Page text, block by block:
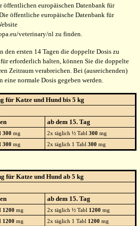
öffentlichen europäischen Datenbank für
öffentliche europäische Datenbank für
veterinary/nl zu finden.
den ersten 14 Tagen die doppelte Dosis zu
erforderlich halten, können Sie die doppelte
Zeitraum verabreichen. Bei (ausreichenden)
eine normale Dosis gegeben werden.
für Katze und Hund bis 5 kg
ab dem 15. Tag
300 mg 2x täglich ½ Tabl 300 mg
300 mg 2x täglich 1 Tabl 300 mg
für Katze und Hund ab 5 kg
ab dem 15. Tag
1200 mg 2x täglich ½ Tabl 1200 mg
1200 mg 2x täglich 1 Tabl 1200 mg